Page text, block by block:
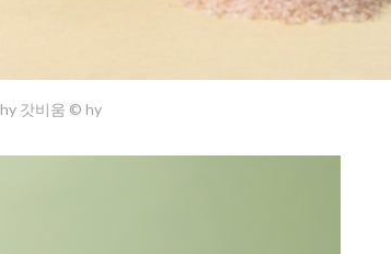
hy 갓비움 © hy